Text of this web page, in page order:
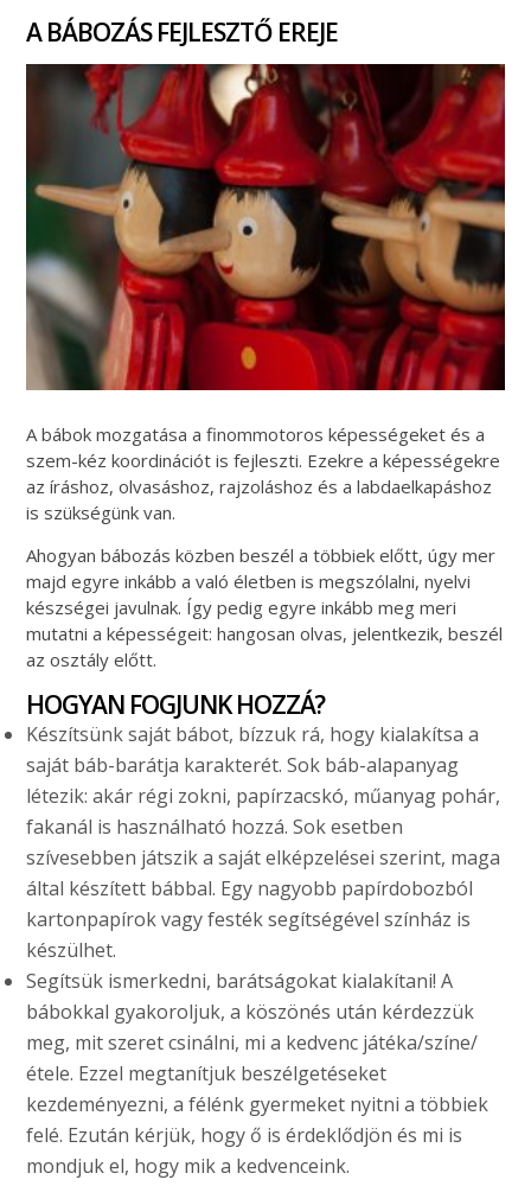
A BÁBOZÁS FEJLESZTŐ EREJE
A bábok mozgatása a finommotoros képességeket és a
szem-kéz koordinációt is fejleszti. Ezekre a képességekre
az íráshoz, olvasáshoz, rajzoláshoz és a labdaelkapáshoz
is szükségünk van.
Ahogyan bábozás közben beszél a többiek előtt, úgy mer
majd egyre inkább a való életben is megszólalni, nyelvi
készségei javulnak. Így pedig egyre inkább meg meri
mutatni a képességeit: hangosan olvas, jelentkezik, beszél
az osztály előtt.
HOGYAN FOGJUNK HOZZÁ?
Készítsünk saját bábot, bízzuk rá, hogy kialakítsa a
saját báb-barátja karakterét. Sok báb-alapanyag
létezik: akár régi zokni, papírzacskó, műanyag pohár,
fakanál is használható hozzá. Sok esetben
szívesebben játszik a saját elképzelései szerint, maga
által készített bábbal. Egy nagyobb papírdobozból
kartonpapírok vagy festék segítségével színház is
készülhet.
Segítsük ismerkedni, barátságokat kialakítani! A
bábokkal gyakoroljuk, a köszönés után kérdezzük
meg, mit szeret csinálni, mi a kedvenc játéka/színe/
étele. Ezzel megtanítjuk beszélgetéseket
kezdeményezni, a félénk gyermeket nyitni a többiek
felé. Ezután kérjük, hogy ő is érdeklődjön és mi is
mondjuk el, hogy mik a kedvenceink.